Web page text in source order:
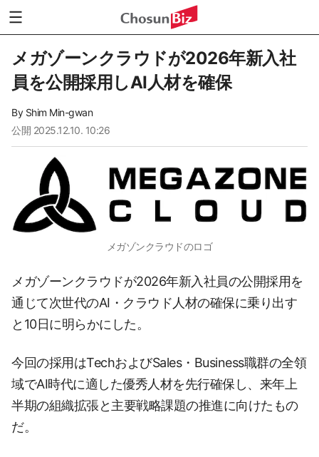
メガゾーンクラウドが2026年新入社
員を公開採用しAI人材を確保
By Shim Min-gwan
公開 2025.12.10. 10:26
メガゾンクラウドのロゴ
メガゾーンクラウドが2026年新入社員の公開採用を
通じて次世代のAI・クラウド人材の確保に乗り出す
と10日に明らかにした。
今回の採用はTechおよびSales・Business職群の全領
域でAI時代に適した優秀人材を先行確保し、来年上
半期の組織拡張と主要戦略課題の推進に向けたもの
だ。